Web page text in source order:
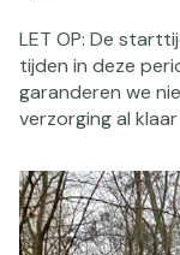
LET OP: De
tijden in deze
garanderen we
verzorging al